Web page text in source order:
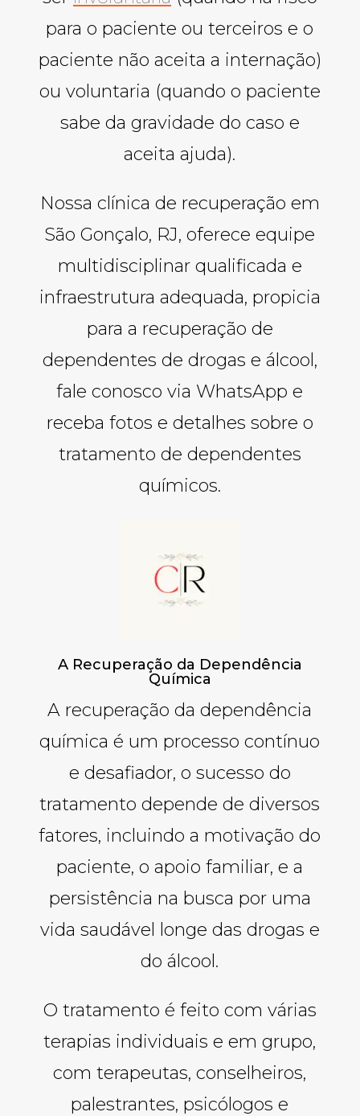
para o paciente ou terceiros e o
paciente não aceita a internação)
ou voluntaria (quando o paciente
sabe da gravidade do caso e
aceita ajuda).
Nossa clínica de recuperação em
São Gonçalo, RJ, oferece equipe
multidisciplinar qualificada e
infraestrutura adequada, propicia
para a recuperação de
dependentes de drogas e álcool,
fale conosco via WhatsApp e
receba fotos e detalhes sobre o
tratamento de dependentes
químicos.
A Recuperação da Dependência
Química
A recuperação da dependência
química é um processo contínuo
e desafiador, o sucesso do
tratamento depende de diversos
fatores, incluindo a motivação do
paciente, o apoio familiar, e a
persistência na busca por uma
vida saudável longe das drogas e
do álcool.
O tratamento é feito com várias
terapias individuais e em grupo,
com terapeutas, conselheiros,
palestrantes, psicólogos e